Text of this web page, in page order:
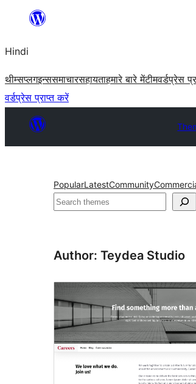
सामग्री
जाएं
Hindi
थीम्सप्लगइन्ससमाचारसहायताहमारे बारे मेंटीमवर्डप्रेस
वर्डप्रेस प्राप्त करें
PopularLatestCommunity
खोजें
Author: Teydea Studio